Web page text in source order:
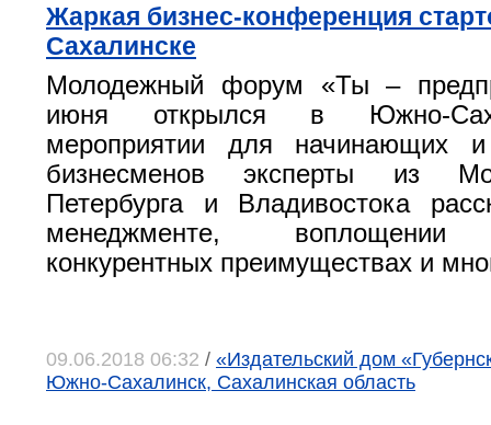
Жаркая бизнес-конференция
Сахалинске
Молодежный форум «Ты –
июня открылся в Южно-
мероприятии для начинающих и
бизнесменов эксперты из
Петербурга и Владивостока
менеджменте, воплощении
конкурентных преимуществах и
09.06.2018 06:32 / «Издательский дом
Южно-Сахалинск, Сахалинская область